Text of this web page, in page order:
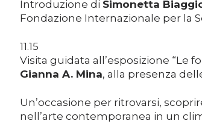
Introduzione di Simonetta
Fondazione Internazionale per la
11.15
Visita guidata all’esposizione “Le
Gianna A. Mina, alla presenza
Un’occasione per ritrovarsi,
nell’arte contemporanea in un